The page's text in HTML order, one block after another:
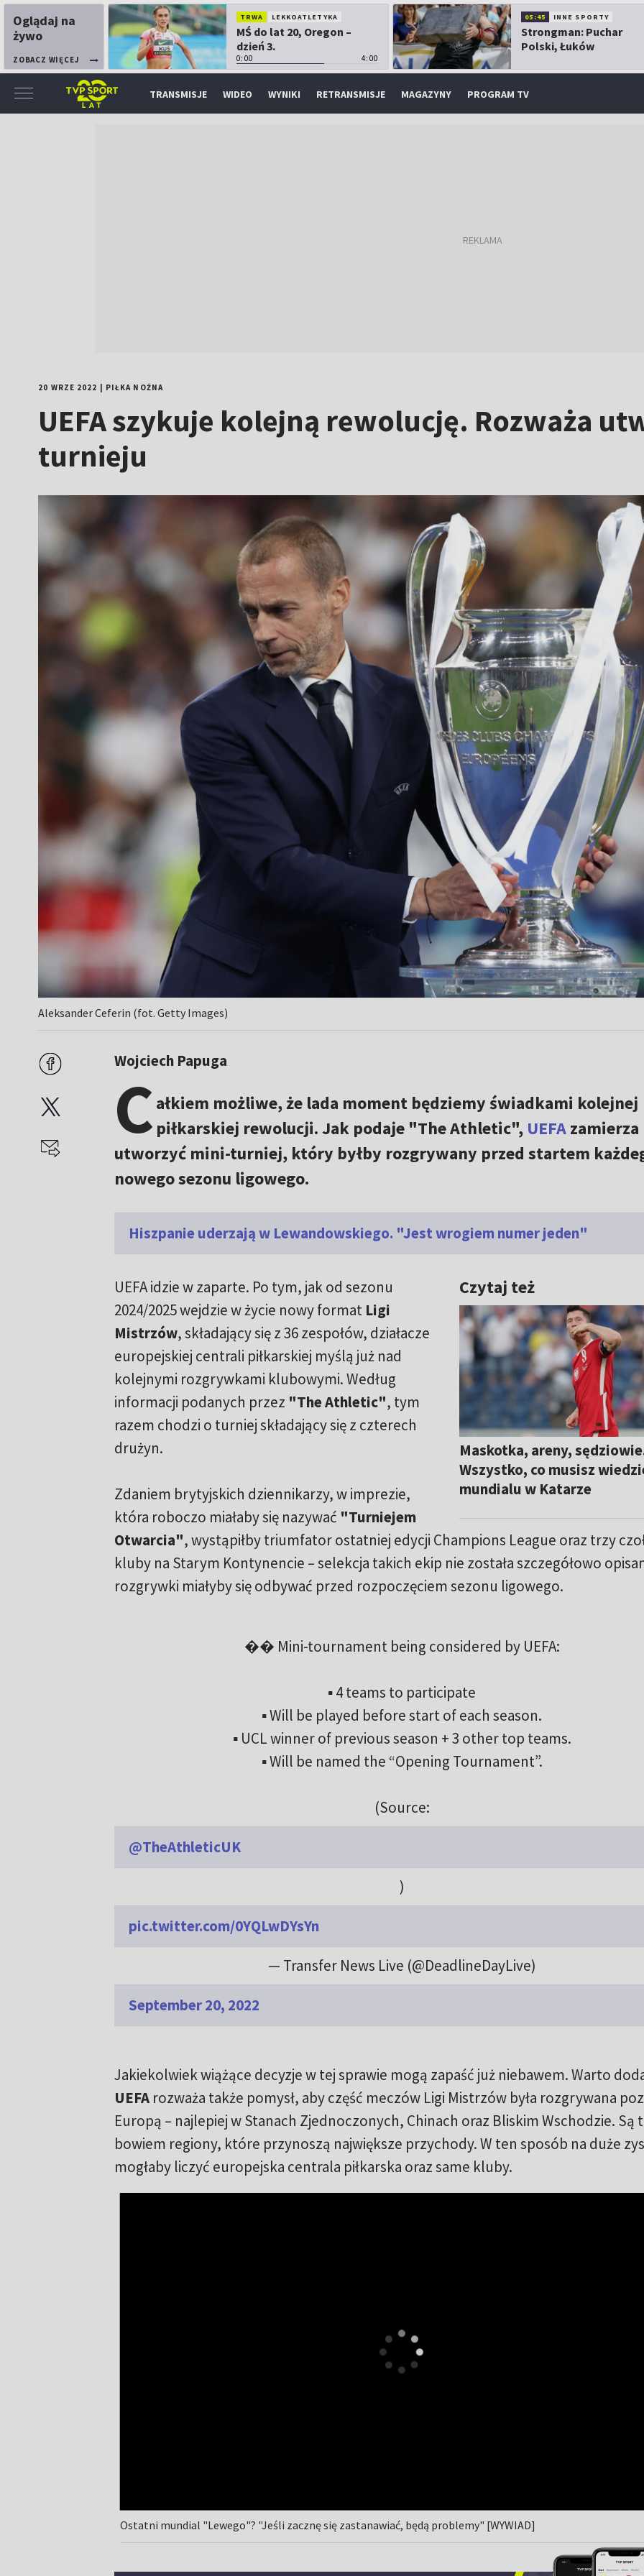
Oglądaj na
żywo
ZOBACZ WIĘCEJ
TRWA LEKKOATLETYKA
MŚ do lat 20, Oregon –
dzień 3.
0:00 4:00
05:45 INNE SPORTY
Strongman: Puchar
Polski, Łuków
TRANSMISJE WIDEO WYNIKI RETRANSMISJE MAGAZYNY PROGRAM TV
20 WRZE 2022 PIŁKA NOŻNA
UEFA szykuje kolejną rewolucję. Rozważa
turnieju
Aleksander Ceferin (fot. Getty Images)
Wojciech Papuga
Całkiem możliwe, że lada moment będziemy świadkami kolejnej
piłkarskiej rewolucji. Jak podaje "The Athletic", UEFAzamierza
utworzyć mini-turniej, który byłby rozgrywany przed startem
nowego sezonu ligowego.
Hiszpanie uderzają w Lewandowskiego. "Jest wrogiem numer jeden"
Czytaj też
Maskotka, areny,
Wszystko, co musisz
mundialu w Katarze
UEFA idzie w zaparte. Po tym, jak od sezonu
2024/2025 wejdzie w życie nowy format Ligi
Mistrzów, składający się z 36 zespołów, działacze
europejskiej centrali piłkarskiej myślą już nad
kolejnymi rozgrywkami klubowymi. Według
informacji podanych przez "The Athletic", tym
razem chodzi o turniej składający się z czterech
drużyn.
Zdaniem brytyjskich dziennikarzy, w imprezie,
która roboczo miałaby się nazywać "Turniejem
Otwarcia", wystąpiłby triumfator ostatniej edycji Champions League oraz trzy
kluby na Starym Kontynencie – selekcja takich ekip nie została szczegółowo
rozgrywki miałyby się odbywać przed rozpoczęciem sezonu ligowego.
�� Mini-tournament being considered by UEFA:
▪️ 4 teams to participate
▪️ Will be played before start of each season.
▪️ UCL winner of previous season + 3 other top teams.
▪️ Will be named the “Opening Tournament”.
(Source:
@TheAthleticUK
)
pic.twitter.com/0YQLwDYsYn
— Transfer News Live (@DeadlineDayLive)
September 20, 2022
Jakiekolwiek wiążące decyzje w tej sprawie mogą zapaść już niebawem. Warto
UEFArozważa także pomysł, aby część meczów Ligi Mistrzów była rozgrywana
Europą – najlepiej w Stanach Zjednoczonych, Chinach oraz Bliskim Wschodzie. Są
bowiem regiony, które przynoszą największe przychody. W ten sposób na duże
mogłaby liczyć europejska centrala piłkarska oraz same kluby.
Ostatni mundial "Lewego"? "Jeśli zacznę się zastanawiać, będą problemy" [WYWIAD]